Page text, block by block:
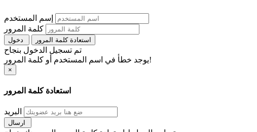
إسم المستخدم
كلمة المرور
استعادة كلمة المرور
تم تسجيل الدخول بنجاح
يوجد خطأ في اسم المستخدم أو كلمة المرور!
×
استعادة كلمة المرور
البريد